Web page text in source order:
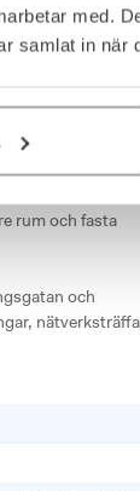
med.
samlat in när
ligger i en av
entreprenörscafé
rum och fasta
och